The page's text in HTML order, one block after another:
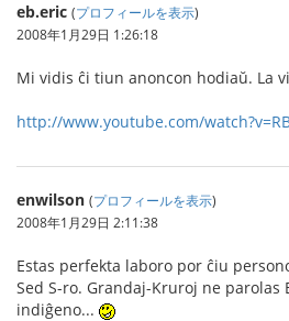
eb.eric (プロフィールを表示)
2008年1月29日 1:26:18
Mi vidis ĉi tiun anoncon hodiaŭ. La
http://www.youtube.com/
enwilson (プロフィールを表示)
2008年1月29日 2:11:38
Estas perfekta laboro por ĉiu
Sed S-ro. Grandaj-Kruroj ne parolas
indiĝeno...